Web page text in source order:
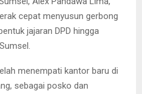
cepat menyusun gerbong
jajaran DPD hingga
menempati kantor baru di
sebagai posko dan